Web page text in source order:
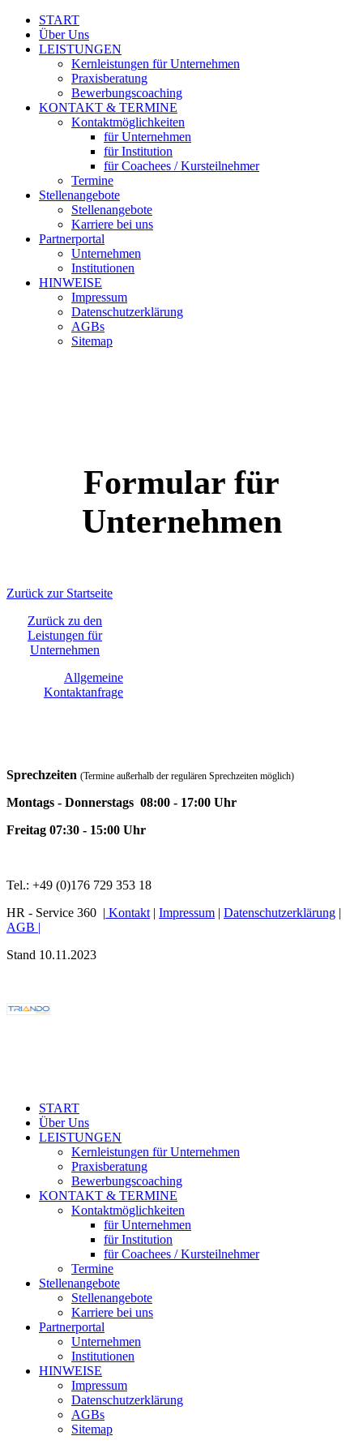
START
Über Uns
LEISTUNGEN
Kernleistungen für Unternehmen
Praxisberatung
Bewerbungscoaching
KONTAKT & TERMINE
Kontaktmöglichkeiten
für Unternehmen
für Institution
für Coachees / Kursteilnehmer
Termine
Stellenangebote
Stellenangebote
Karriere bei uns
Partnerportal
Unternehmen
Institutionen
HINWEISE
Impressum
Datenschutz­erklärung
AGBs
Sitemap
Formular für
Unternehmen
Zurück zur Startseite
Zurück zu den
Leistungen für
Unternehmen
Allgemeine
Kontaktanfrage
Sprechzeiten (Termine außerhalb der regulären Sprechzeiten möglich)
Montags - Donnerstags 08:00 - 17:00 Uhr
Freitag 07:30 - 15:00 Uhr
Tel.: +49 (0)176 729 353 18
HR - Service 360 | Kontakt | Impressum | Datenschutzerklärung |
AGB |
Stand 10.11.2023
START
Über Uns
LEISTUNGEN
Kernleistungen für Unternehmen
Praxisberatung
Bewerbungscoaching
KONTAKT & TERMINE
Kontaktmöglichkeiten
für Unternehmen
für Institution
für Coachees / Kursteilnehmer
Termine
Stellenangebote
Stellenangebote
Karriere bei uns
Partnerportal
Unternehmen
Institutionen
HINWEISE
Impressum
Datenschutz­erklärung
AGBs
Sitemap